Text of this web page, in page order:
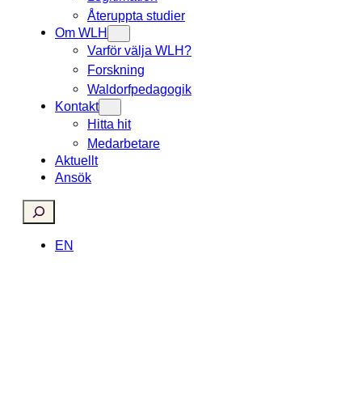
Återuppta studier
Om WLH
Varför välja WLH?
Forskning
Waldorfpedagogik
Kontakt
Hitta hit
Medarbetare
Aktuellt
Ansök
Search
EN